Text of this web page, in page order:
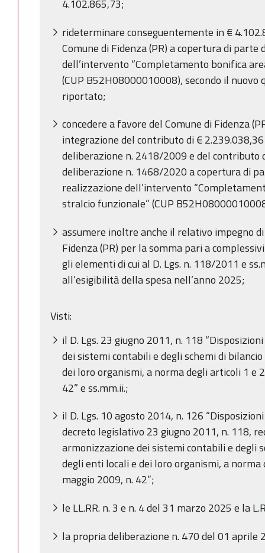
4.102.865,73;
rideterminare conseguentemente in €
Comune di Fidenza (PR) a copertura di
dell’intervento “Completamento bonifica
(CUP B52H08000010008), secondo il nuovo
riportato;
concedere a favore del Comune di Fidenza
integrazione del contributo di €
deliberazione n. 2418/2009 e del contributo
deliberazione n. 1468/2020 a copertura di
realizzazione dell’intervento
stralcio funzionale” (CUP
assumere inoltre anche il relativo impegno
Fidenza (PR) per la somma pari a
gli elementi di cui al D. Lgs. n. 118/2011 e
all’esigibilità della spesa nell’anno 2025;
Visti:
il D. Lgs. 23 giugno 2011, n. 118
dei sistemi contabili e degli schemi di
dei loro organismi, a norma degli articoli 1 e
42” e ss.mm.ii.;
il D. Lgs. 10 agosto 2014, n. 126
decreto legislativo 23 giugno 2011, n. 118,
armonizzazione dei sistemi contabili e degli
degli enti locali e dei loro organismi, a
maggio 2009, n. 42”;
le LL.RR. n. 3 e n. 4 del 31 marzo 2025 e la
la propria deliberazione n. 470 del 01 aprile